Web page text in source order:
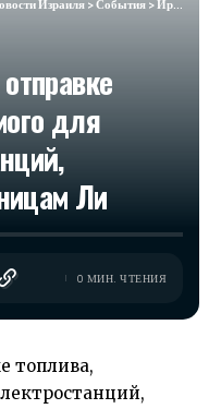
Израиля>События>Ирак объявляет об отправке топлива, необходимого для работы электростанций, необходимых больницам Ли
для
Ли
0 МИН. ЧТЕНИЯ
топлива,